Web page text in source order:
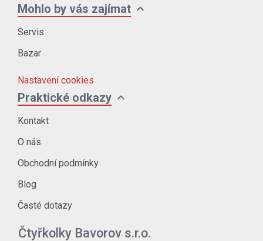
Mohlo by vás zajímat expand_more
Servis
Bazar
Nastavení cookies
Praktické odkazy expand_more
Kontakt
O nás
Obchodní podmínky
Blog
Časté dotazy
Čtyřkolky Bavorov s.r.o.